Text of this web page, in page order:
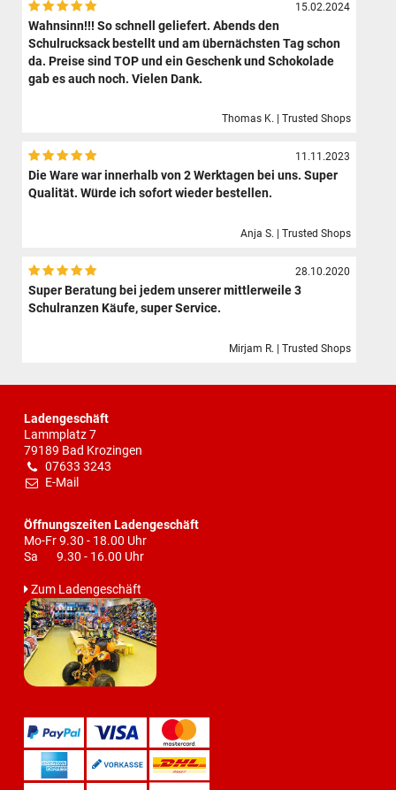
15.02.2024
Wahnsinn!!! So schnell geliefert. Abends den
Schulrucksack bestellt und am übernächsten Tag schon
da. Preise sind TOP und ein Geschenk und Schokolade
gab es auch noch. Vielen Dank.
Thomas K. | Trusted Shops
11.11.2023
Die Ware war innerhalb von 2 Werktagen bei uns. Super
Qualität. Würde ich sofort wieder bestellen.
Anja S. | Trusted Shops
28.10.2020
Super Beratung bei jedem unserer mittlerweile 3
Schulranzen Käufe, super Service.
Mirjam R. | Trusted Shops
Ladengeschäft
Lammplatz 7
79189 Bad Krozingen
07633 3243
E-Mail
Öffnungszeiten Ladengeschäft
Mo-Fr 9.30 - 18.00 Uhr
Sa 9.30 - 16.00 Uhr
Zum Ladengeschäft